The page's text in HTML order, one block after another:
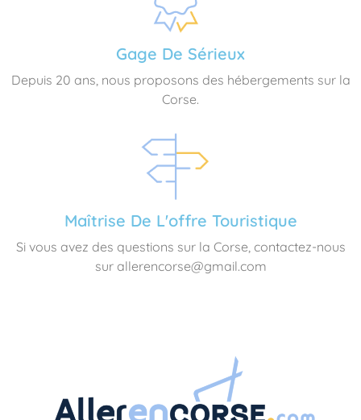
Gage De Sérieux
Depuis 20 ans, nous proposons des hébergements sur la
Corse.
Maîtrise De L'offre Touristique
Si vous avez des questions sur la Corse, contactez-nous
sur allerencorse@gmail.com